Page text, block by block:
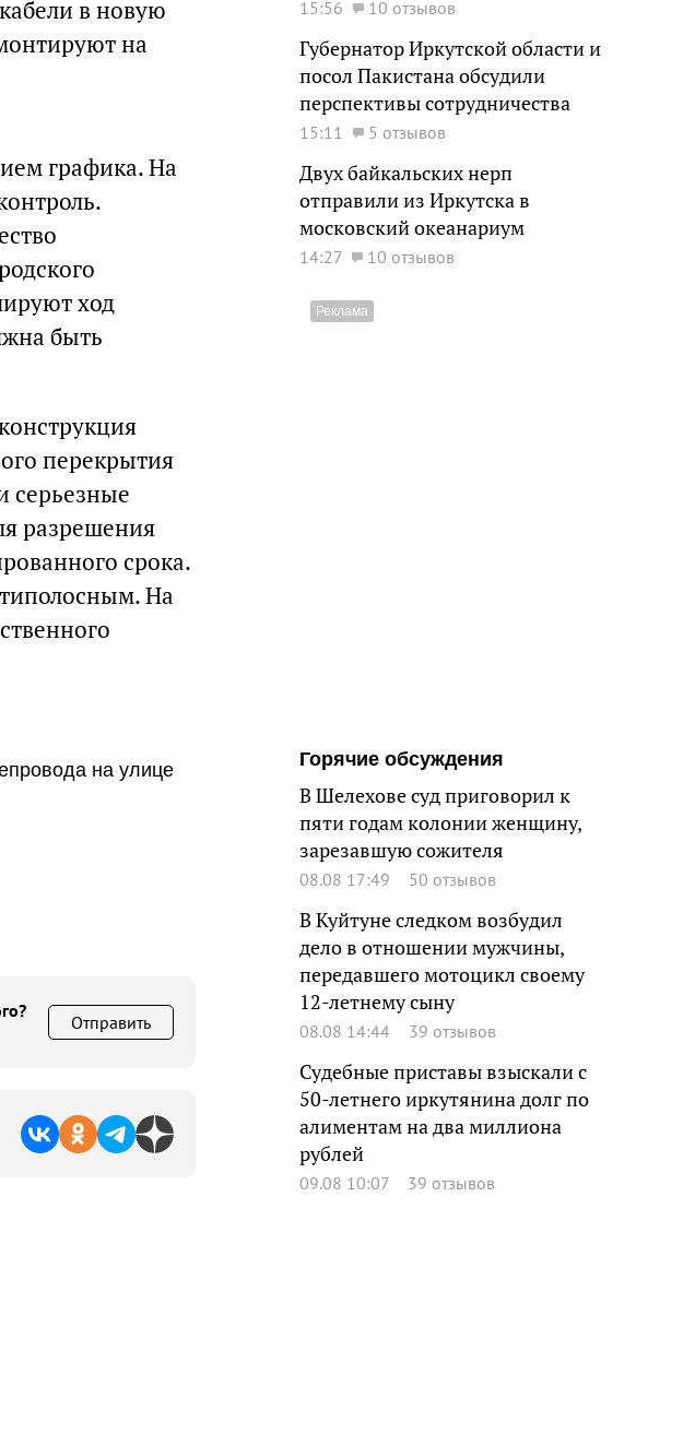
в новую
на
графика. На
ход
быть
перекрытия
серьезные
разрешения
срока.
На
на улице
Отправить
15:56 10 отзывов
Губернатор Иркутской области и
посол Пакистана обсудили
перспективы сотрудничества
15:11 5 отзывов
Двух байкальских нерп
отправили из Иркутска в
московский океанариум
14:27 10 отзывов
Горячие обсуждения
В Шелехове суд приговорил к
пяти годам колонии женщину,
зарезавшую сожителя
08.08 17:49 50 отзывов
В Куйтуне следком возбудил
дело в отношении мужчины,
передавшего мотоцикл своему
12-летнему сыну
08.08 14:44 39 отзывов
Судебные приставы взыскали с
50-летнего иркутянина долг по
алиментам на два миллиона
рублей
09.08 10:07 39 отзывов